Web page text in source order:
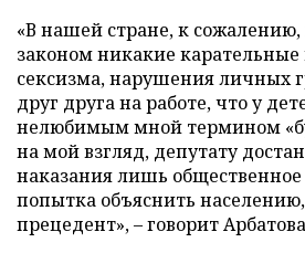
«В нашей стране, к
законом никакие
сексизма, нарушения личных
друг друга на работе, что у
нелюбимым мной термином
на мой взгляд, депутату
наказания лишь
попытка объяснить
прецедент», – говорит